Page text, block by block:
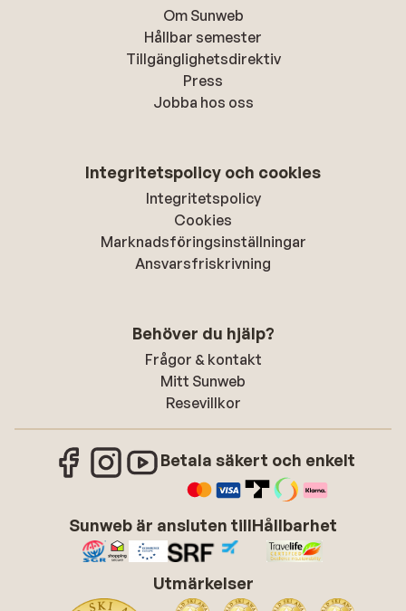
Om Sunweb
Hållbar semester
Tillgänglighetsdirektiv
Press
Jobba hos oss
Integritetspolicy och cookies
Integritetspolicy
Cookies
Marknadsföringsinställningar
Ansvarsfriskrivning
Behöver du hjälp?
Frågor & kontakt
Mitt Sunweb
Resevillkor
Betala säkert och enkelt
Sunweb är ansluten tillHållbarhet
Utmärkelser